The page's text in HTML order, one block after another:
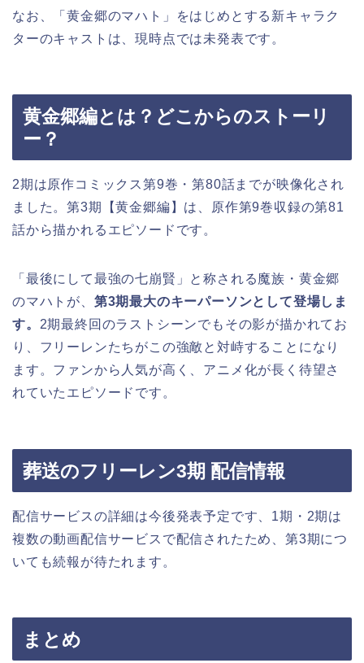
なお、「黄金郷のマハト」をはじめとする新キャラク
ターのキャストは、現時点では未発表です。
黄金郷編とは？どこからのストーリ
ー？
2期は原作コミックス第9巻・第80話までが映像化され
ました。第3期【黄金郷編】は、原作第9巻収録の第81
話から描かれるエピソードです。
「最後にして最強の七崩賢」と称される魔族・黄金郷
のマハトが、 第3期最大のキーパーソンとして登場しま
す。 2期最終回のラストシーンでもその影が描かれてお
り、フリーレンたちがこの強敵と対峙することになり
ます。ファンから人気が高く、アニメ化が長く待望さ
れていたエピソードです。
葬送のフリーレン3期 配信情報
配信サービスの詳細は今後発表予定です、1期・2期は
複数の動画配信サービスで配信されたため、第3期につ
いても続報が待たれます。
まとめ